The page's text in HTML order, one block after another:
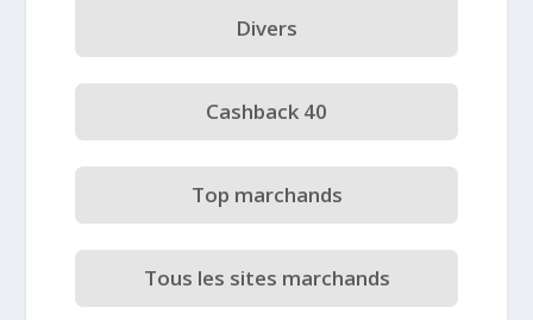
Divers
Cashback 40
Top marchands
Tous les sites marchands